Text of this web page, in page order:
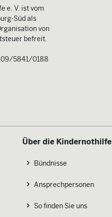
e. V. ist vom
Süd als
von
befreit.
5841/0188
Über die Kindernothilfe
Bündnisse
Ansprechpersonen
So finden Sie uns